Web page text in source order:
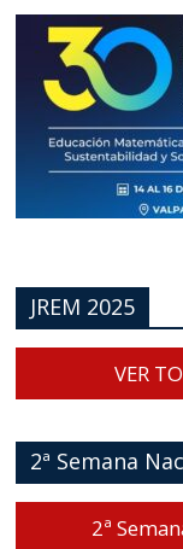
JREM 2025
VER
2ª Semana
2ª